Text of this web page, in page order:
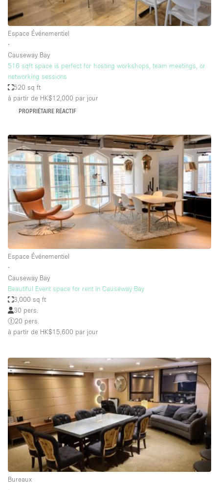
Type de l'espace
Atelier
Autre
Bateau
Boutique en Partage
Bureaux
Camion / Fourgon
Commerce
Container
Entrepôt / Espace Stockage / Box
Espace Atypique / Unique
Espace Créatif
Espace Événementiel
Galerie d'art
Kiosque / Stand / Corner
Lobby / Accueil
Restaurant / Bar / Café
Rooftop
Salle de Conférence
Salle de Réunion
Salon / Festival
Salon Beauté / Coiffure
Espace Événementiel
∙
Causeway Bay
516 sqft space is perfect for hosting workshops, team meetings, or
networking sessions
520 sq ft
à partir de HK$12,000 par jour
PROPRIÉTAIRE RÉACTIF
Espace Événementiel
∙
Causeway Bay
Beautiful Event space for rent in Causeway Bay
3,000 sq ft
30 pers.
20 pers.
à partir de HK$15,600 par jour
Bureaux